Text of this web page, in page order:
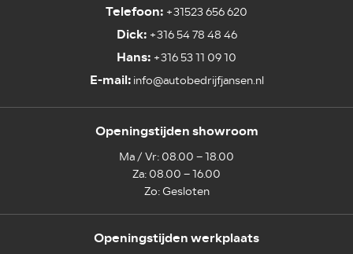
Telefoon: +31523 656 620
Dick:+316 54 78 48 46
Hans: +316 53 11 09 10
E-mail:info@autobedrijfjansen.nl
Openingstijden showroom
Ma / Vr: 08.00 – 18.00
Za: 08.00 – 16.00
Zo: Gesloten
Openingstijden werkplaats